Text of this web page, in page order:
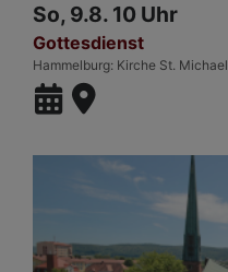
So, 9.8. 10 Uhr
Gottesdienst
Hammelburg Kirche St. Michael